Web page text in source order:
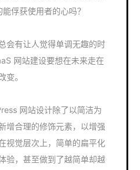
俘获使用者的心吗？
会有让人觉得单调无趣的时
网站建设要想在未来走在
变。
网站设计除了以简洁为
增合理的修饰元素，以增强
视觉层次上，简单的扁平化
验，甚至做到了越简单却越